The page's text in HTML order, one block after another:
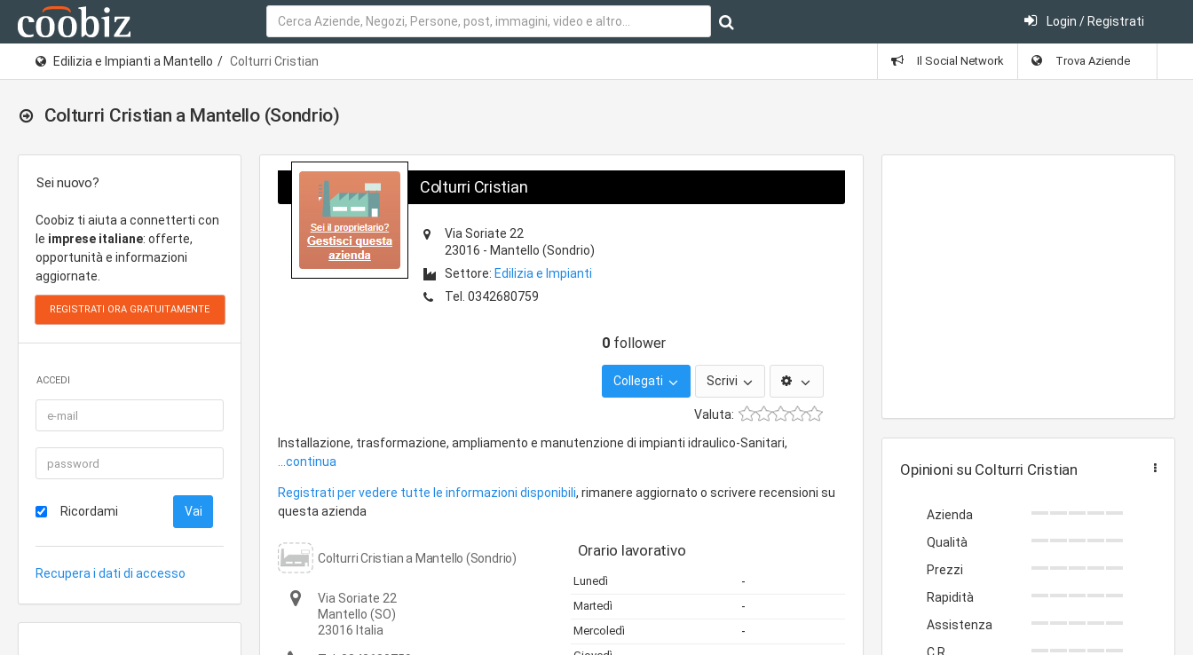
Login / Registrati
Edilizia e Impianti a Mantello Colturri Cristian Il Social Network Trova Aziende
Colturri Cristian a Mantello (Sondrio)
Sei nuovo?
Coobiz ti aiuta a connetterti con
le imprese italiane: offerte,
opportunità e informazioni
aggiornate.
ACCEDI
Ricordami
Recupera i dati di accesso
Colturri Cristian
Via Soriate 22
23016 - Mantello (Sondrio)
Settore: Edilizia e Impianti
Tel. 0342680759
0 follower
Collegati Scrivi
Valuta:
Installazione, trasformazione, ampliamento e manutenzione di impianti idraulico-Sanitari,
...continua
Registrati per vedere tutte le informazioni disponibili, rimanere aggiornato o scrivere recensioni su
questa azienda
Colturri Cristian a Mantello (Sondrio)
Via Soriate 22
Mantello (SO)
23016 Italia
Orario lavorativo
Lunedì -
Martedì -
Mercoledì -
Opinioni su Colturri Cristian
Azienda
Qualità
Prezzi
Rapidità
Assistenza